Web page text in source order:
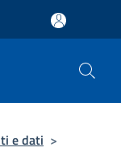
e dati >